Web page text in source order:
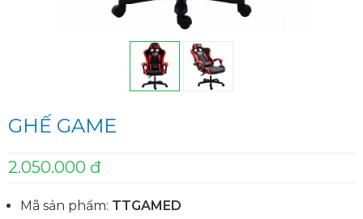
GHẾ GAME
2.050.000 đ
Mã sản phẩm: TTGAMED